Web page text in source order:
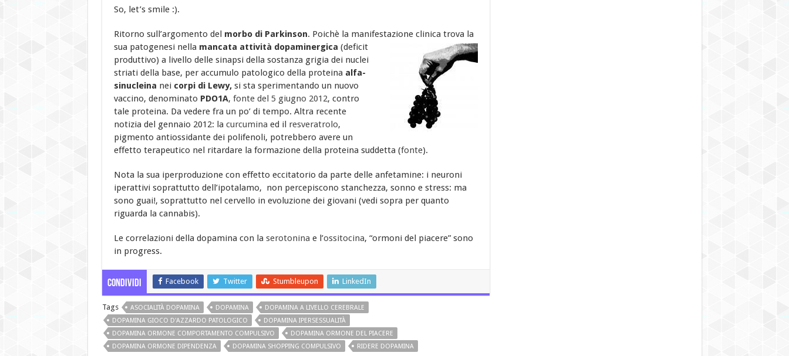
So, let’s smile :).
Ritorno sull’argomento del morbo di Parkinson. Poichè la manifestazione clinica trova la
sua patogenesi nella mancata attività dopaminergica (deficit
produttivo) a livello delle sinapsi della sostanza grigia dei nuclei
striati della base, per accumulo patologico della proteina alfa-
sinucleina nei corpi di Lewy, si sta sperimentando un nuovo
vaccino, denominato PDO1A, fonte del 5 giugno 2012, contro
tale proteina. Da vedere fra un po’ di tempo. Altra recente
notizia del gennaio 2012: la curcumina ed il resveratrolo,
pigmento antiossidante dei polifenoli, potrebbero avere un
effetto terapeutico nel ritardare la formazione della proteina suddetta (fonte).
Nota la sua iperproduzione con effetto eccitatorio da parte delle anfetamine: i neuroni
iperattivi soprattutto dell’ipotalamo, non percepiscono stanchezza, sonno e stress: ma
sono guai!, soprattutto nel cervello in evoluzione dei giovani (vedi sopra per quanto
riguarda la cannabis).
Le correlazioni della dopamina con la serotonina e l’ossitocina, “ormoni del piacere” sono
in progress.
Condividi Facebook Twitter Stumbleupon LinkedIn
Tags ASOCIALITÀ DOPAMINA DOPAMINA
DOPAMINA A LIVELLO CEREBRALE
DOPAMINA GIOCO D'AZZARDO PATOLOGICO
DOPAMINA IPERSESSUALITÀ
DOPAMINA ORMONE COMPORTAMENTO COMPULSIVO
DOPAMINA ORMONE DEL PIACERE
DOPAMINA ORMONE DIPENDENZA
DOPAMINA SHOPPING COMPULSIVO RIDERE DOPAMINA